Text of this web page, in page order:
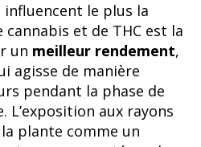
influencent le plus la
et de THC est la
un meilleur rendement,
agisse de manière
pendant la phase de
L’exposition aux rayons
plante comme un